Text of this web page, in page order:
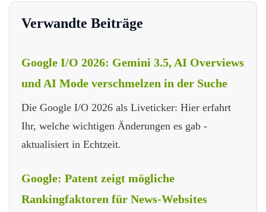
Verwandte Beiträge
Google I/O 2026: Gemini 3.5, AI Overviews
und AI Mode verschmelzen in der Suche
Die Google I/O 2026 als Liveticker: Hier erfahrt
Ihr, welche wichtigen Änderungen es gab -
aktualisiert in Echtzeit.
Google: Patent zeigt mögliche
Rankingfaktoren für News-Websites